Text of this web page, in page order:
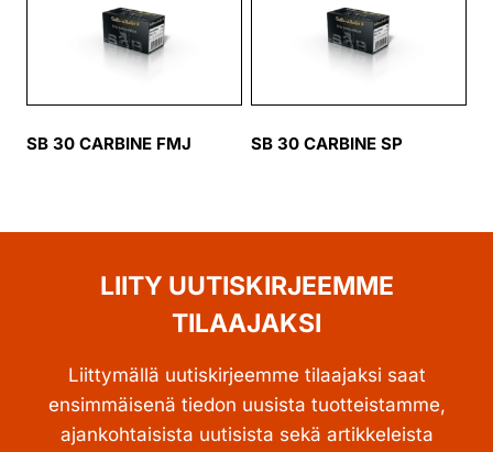
SB 30 CARBINE FMJ SB 30 CARBINE SP
LIITY UUTISKIRJEEMME
TILAAJAKSI
Liittymällä uutiskirjeemme tilaajaksi saat
ensimmäisenä tiedon uusista tuotteistamme,
ajankohtaisista uutisista sekä artikkeleista